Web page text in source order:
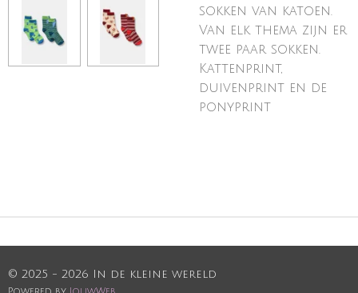
sokken van katoen.
Van elk thema zijn er
twee paar sokken.
Kattenprint,
duivenprint en de
ponyprint
© 2025 - 2026 In de kleine wereld